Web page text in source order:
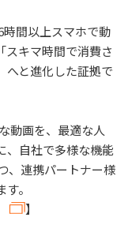
間以上スマホで動
スキマ時間で消費さ
へと進化した証拠で
動画を、最適な人
、自社で多様な機能
、連携パートナー様
。
】